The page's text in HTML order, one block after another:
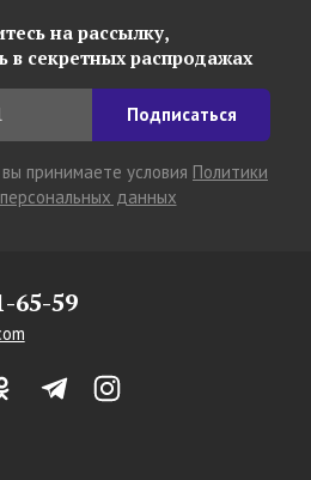
на рассылку,
в секретных распродажах
Подписаться
принимаете условия Политики
данных
65-59